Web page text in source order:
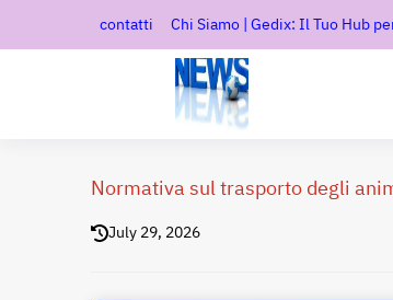
contatti Chi Siamo | Gedix: Il Tuo Hub
Normativa sul trasporto degli
July 29, 2026